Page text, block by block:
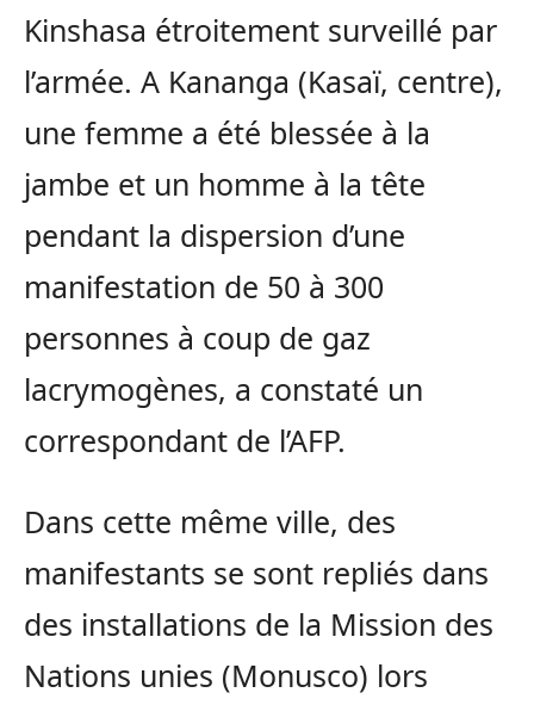
Kinshasa étroitement surveillé par
l’armée. A Kananga (Kasaï, centre),
une femme a été blessée à la
jambe et un homme à la tête
pendant la dispersion d’une
manifestation de 50 à 300
personnes à coup de gaz
lacrymogènes, a constaté un
correspondant de l’AFP.
Dans cette même ville, des
manifestants se sont repliés dans
des installations de la Mission des
Nations unies (Monusco) lors